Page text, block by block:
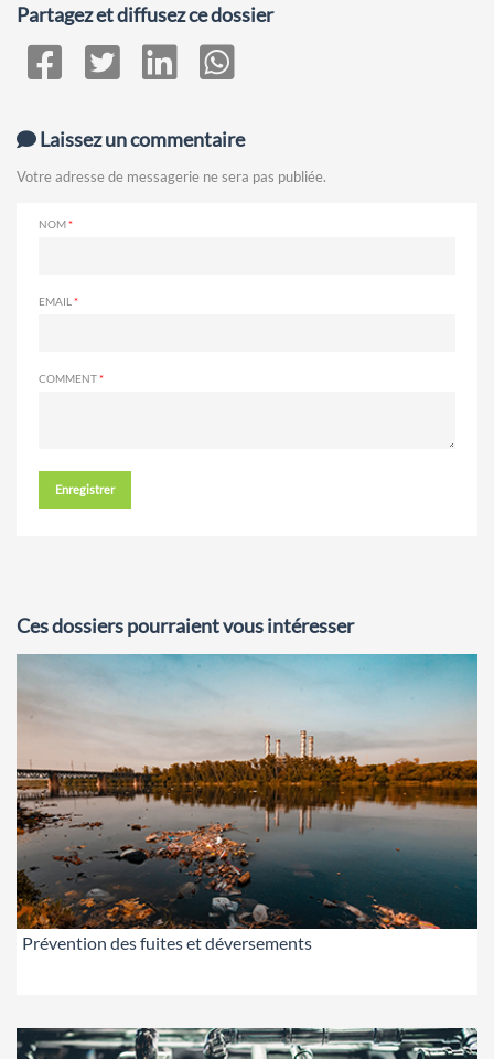
Partagez et diffusez ce dossier
Laissez un commentaire
Votre adresse de messagerie ne sera pas publiée.
NOM
EMAIL
COMMENT
Enregistrer
Ces dossiers pourraient vous intéresser
Prévention des fuites et déversements